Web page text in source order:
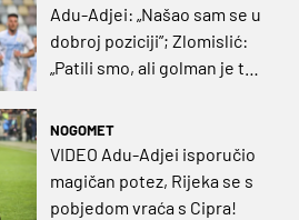
Adu-Adjei: „Našao sam se u
dobroj poziciji”; Zlomislić:
„Patili smo, ali golman je tu
NOGOMET
VIDEO Adu-Adjei isporučio
magičan potez, Rijeka se s
pobjedom vraća s Cipra!